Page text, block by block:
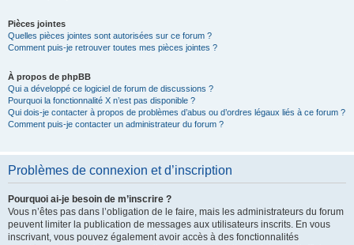
Pièces jointes
Quelles pièces jointes sont autorisées sur ce forum ?
Comment puis-je retrouver toutes mes pièces jointes ?
À propos de phpBB
Qui a développé ce logiciel de forum de discussions ?
Pourquoi la fonctionnalité X n’est pas disponible ?
Qui dois-je contacter à propos de problèmes d’abus ou d’ordres légaux liés à ce forum ?
Comment puis-je contacter un administrateur du forum ?
Problèmes de connexion et d’inscription
Pourquoi ai-je besoin de m’inscrire ?
Vous n’êtes pas dans l’obligation de le faire, mais les administrateurs du forum
peuvent limiter la publication de messages aux utilisateurs inscrits. En vous
inscrivant, vous pouvez également avoir accès à des fonctionnalités